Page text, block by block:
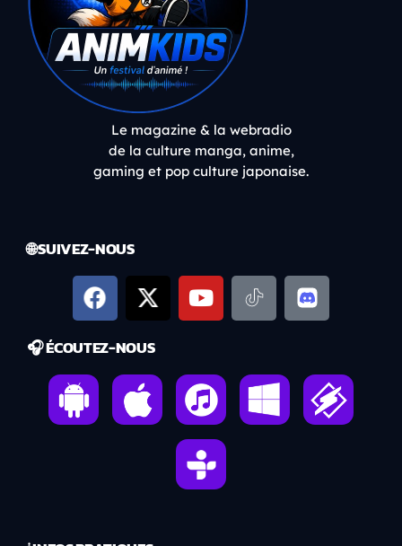
Le magazine & la webradio
de la culture manga, anime,
gaming et pop culture japonaise.
🌐 SUIVEZ-NOUS
🎧 ÉCOUTEZ-NOUS